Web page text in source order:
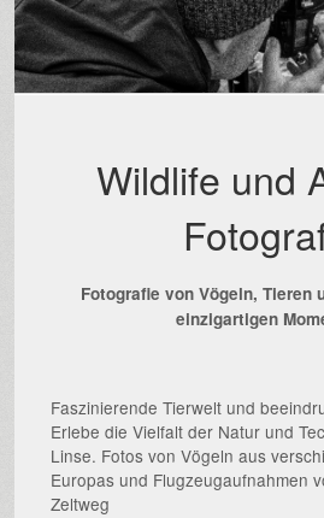
Wildlife und
Fotografie von Vögeln, Tieren
einzigartigen
Faszinierende Tierwelt und
Erlebe die Vielfalt der Natur und
Linse. Fotos von Vögeln aus
Europas und Flugzeugaufnahmen
Zeltweg